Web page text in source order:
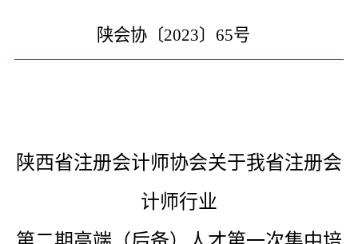
陕会协〔2023〕 65号
陕西省注册会计师协会关于我省注册会
计师行业